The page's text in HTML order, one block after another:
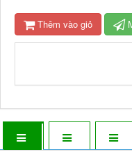
Thêm vào giỏ